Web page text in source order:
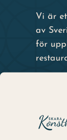
Vi är
av
för